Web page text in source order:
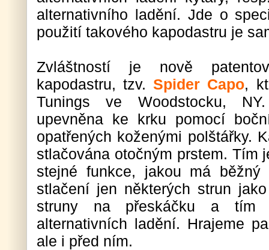
alternativního ladění. Jde o
použití takového kapodastru je
Zvláštností je nově
kapodastru, tzv.Spider Capo,
Tunings ve Woodstocku,
upevněna ke krku pomocí
opatřených koženými polštářky.
stlačována otočným prstem. Tím
stejné funkce, jakou má
stlačení jen některých strun
struny na přeskáčku a tím
alternativních ladění. Hrajeme
ale i před ním.